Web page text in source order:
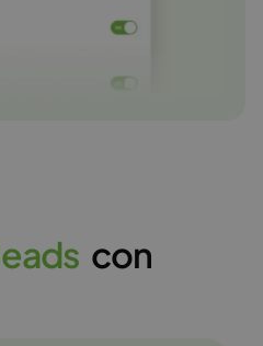
eads con